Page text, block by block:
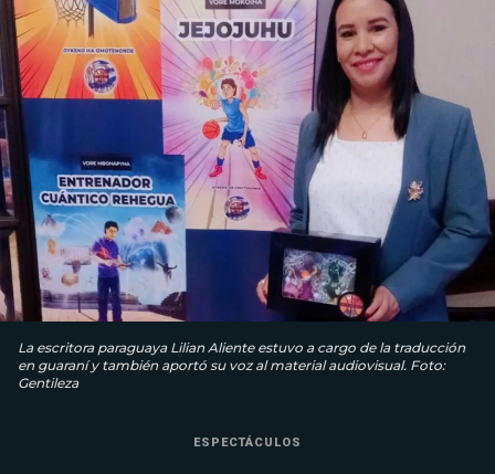
La escritora paraguaya Lilian Aliente estuvo a cargo de la traducción
en guaraní y también aportó su voz al material audiovisual. Foto:
Gentileza
ESPECTÁCULOS